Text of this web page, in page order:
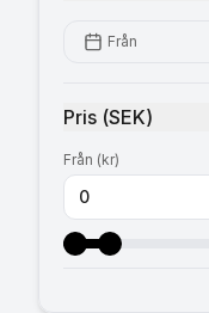
Från
Pris (SEK)
Från (kr)